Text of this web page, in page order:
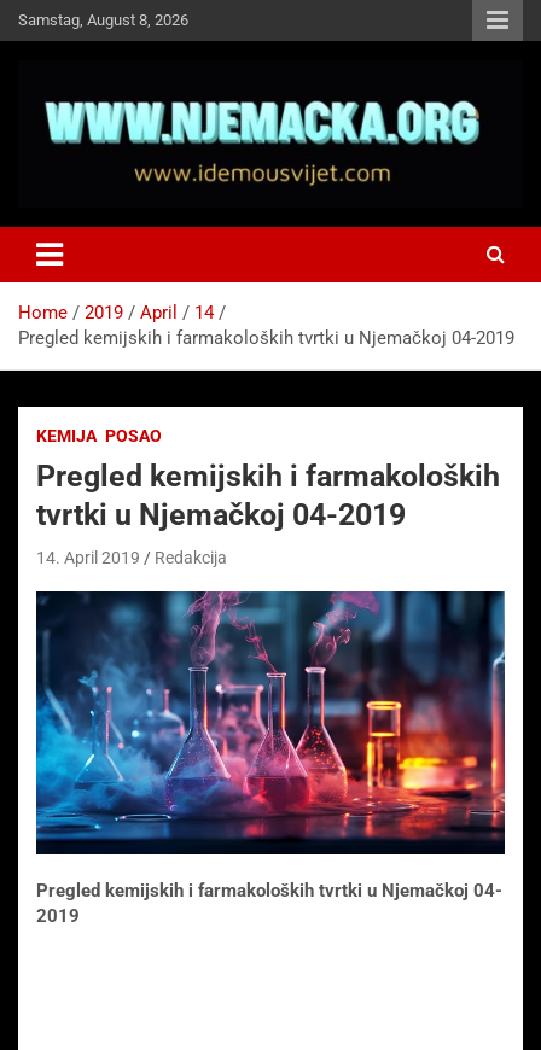
Skip
to
Samstag, August 8, 2026
Idemo u Svijet-Njemacka!
Home 2019 April
14
Pregled kemijskih i farmakoloških tvrtki u Njemačkoj 04-2019
KEMIJA POSAO
Pregled kemijskih i farmakoloških
tvrtki u Njemačkoj 04-2019
14. April 2019 Redakcija
Pregled kemijskih i farmakoloških tvrtki u Njemačkoj 04-
2019